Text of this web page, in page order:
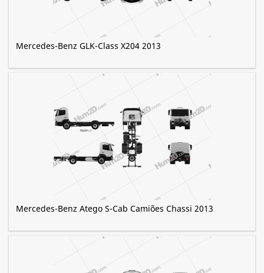
Mercedes-Benz GLK-Class X204 2013
Mercedes-Benz Atego S-Cab Camiões Chassi 2013